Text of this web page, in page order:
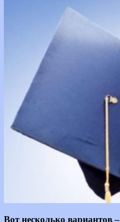
Информация
Вот несколько вариантов